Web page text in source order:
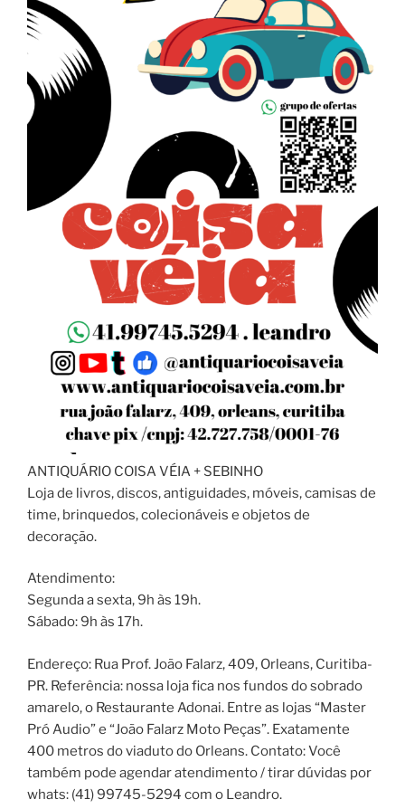
ANTIQUÁRIO COISA VÉIA + SEBINHO
Loja de livros, discos, antiguidades, móveis, camisas de
time, brinquedos, colecionáveis e objetos de
decoração.
Atendimento:
Segunda a sexta, 9h às 19h.
Sábado: 9h às 17h.
Endereço: Rua Prof. João Falarz, 409, Orleans, Curitiba-
PR. Referência: nossa loja fica nos fundos do sobrado
amarelo, o Restaurante Adonai. Entre as lojas “Master
Pró Audio” e “João Falarz Moto Peças”. Exatamente
400 metros do viaduto do Orleans. Contato: Você
também pode agendar atendimento / tirar dúvidas por
whats: (41) 99745-5294 com o Leandro.